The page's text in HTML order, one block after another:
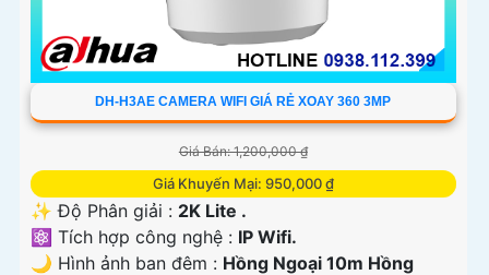
DH-H3AE CAMERA WIFI GIÁ RẺ XOAY 360 3MP
Giá Bán: 1,200,000 ₫
Giá Khuyến Mại: 950,000 ₫
✨ Độ Phân giải : 2K Lite .
⚛️ Tích hợp công nghệ : IP Wifi.
🌙 Hình ảnh ban đêm : Hồng Ngoại 10m Hồng